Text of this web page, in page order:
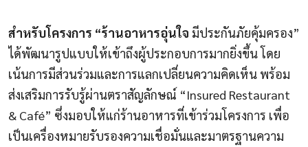
สำหรับโครงการ “ร้านอาหารอุ่นใจ มีประกันภัยคุ้มครอง”
ได้พัฒนารูปแบบให้เข้าถึงผู้ประกอบการมากยิ่งขึ้น โดย
เน้นการมีส่วนร่วมและการแลกเปลี่ยนความคิดเห็น พร้อม
ส่งเสริมการรับรู้ผ่านตราสัญลักษณ์ “Insured Restaurant
& Café” ซึ่งมอบให้แก่ร้านอาหารที่เข้าร่วมโครงการ เพื่อ
เป็นเครื่องหมายรับรองความเชื่อมั่นและมาตรฐานความ